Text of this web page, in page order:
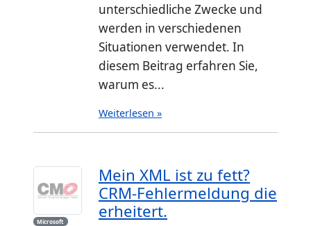
unterschiedliche Zwecke und
werden in verschiedenen
Situationen verwendet. In
diesem Beitrag erfahren Sie,
warum es...
Weiterlesen »
Microsoft
Mein XML ist zu fett?
CRM-Fehlermeldung die
erheitert.